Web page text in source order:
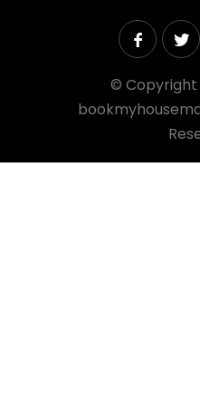
© Copyright